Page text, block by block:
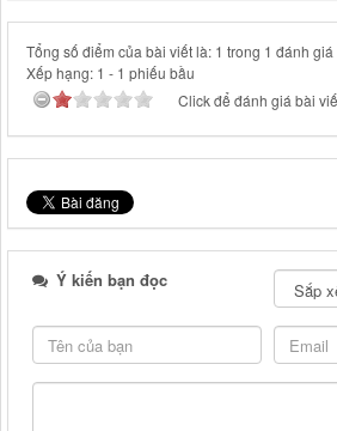
Tổng số điểm của bài viết là: 1 trong 1 đánh giá
Xếp hạng: 1 - 1 phiếu bầu
Click để đánh giá bài
Ý kiến bạn đọc